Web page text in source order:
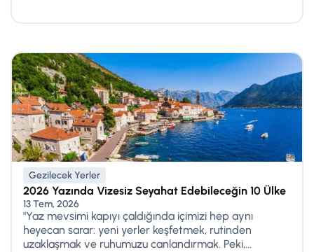
Gezilecek Yerler
2026 Yazında Vizesiz Seyahat Edebileceğin 10 Ülke
13 Tem, 2026
"Yaz mevsimi kapıyı çaldığında içimizi hep aynı
heyecan sarar: yeni yerler keşfetmek, rutinden
uzaklaşmak ve ruhumuzu canlandırmak. Peki,...